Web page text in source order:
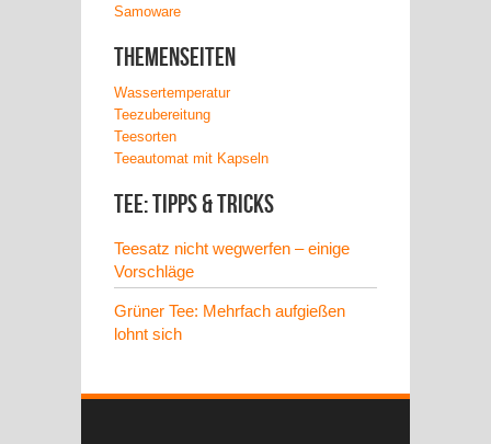
Samoware
Themenseiten
Wassertemperatur
Teezubereitung
Teesorten
Teeautomat mit Kapseln
Tee: Tipps & Tricks
Teesatz nicht wegwerfen – einige
Vorschläge
Grüner Tee: Mehrfach aufgießen
lohnt sich